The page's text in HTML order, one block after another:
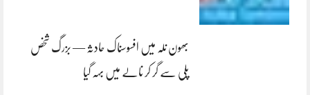
بھون نلہ میں افسوسناک حادثہ — بزرگ شخص
پلی سے گر کر نالے میں بہہ گیا